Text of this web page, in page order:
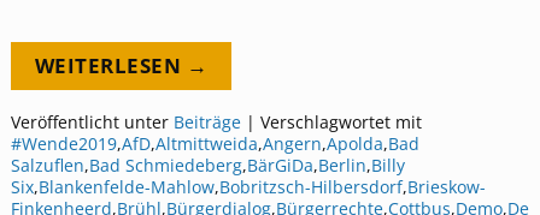
WEITERLESEN →
Veröffentlicht unter Beiträge| Verschlagwortet mit
#Wende2019,AfD,Altmittweida,Angern,Apolda,Bad
Salzuflen,Bad Schmiedeberg,BärGiDa,Berlin,Billy
Six,Blankenfelde-Mahlow,Bobritzsch-Hilbersdorf,Brieskow-
Finkenheerd,Brühl,Bürgerdialog,Bürgerrechte,Cottbus,Demo,De